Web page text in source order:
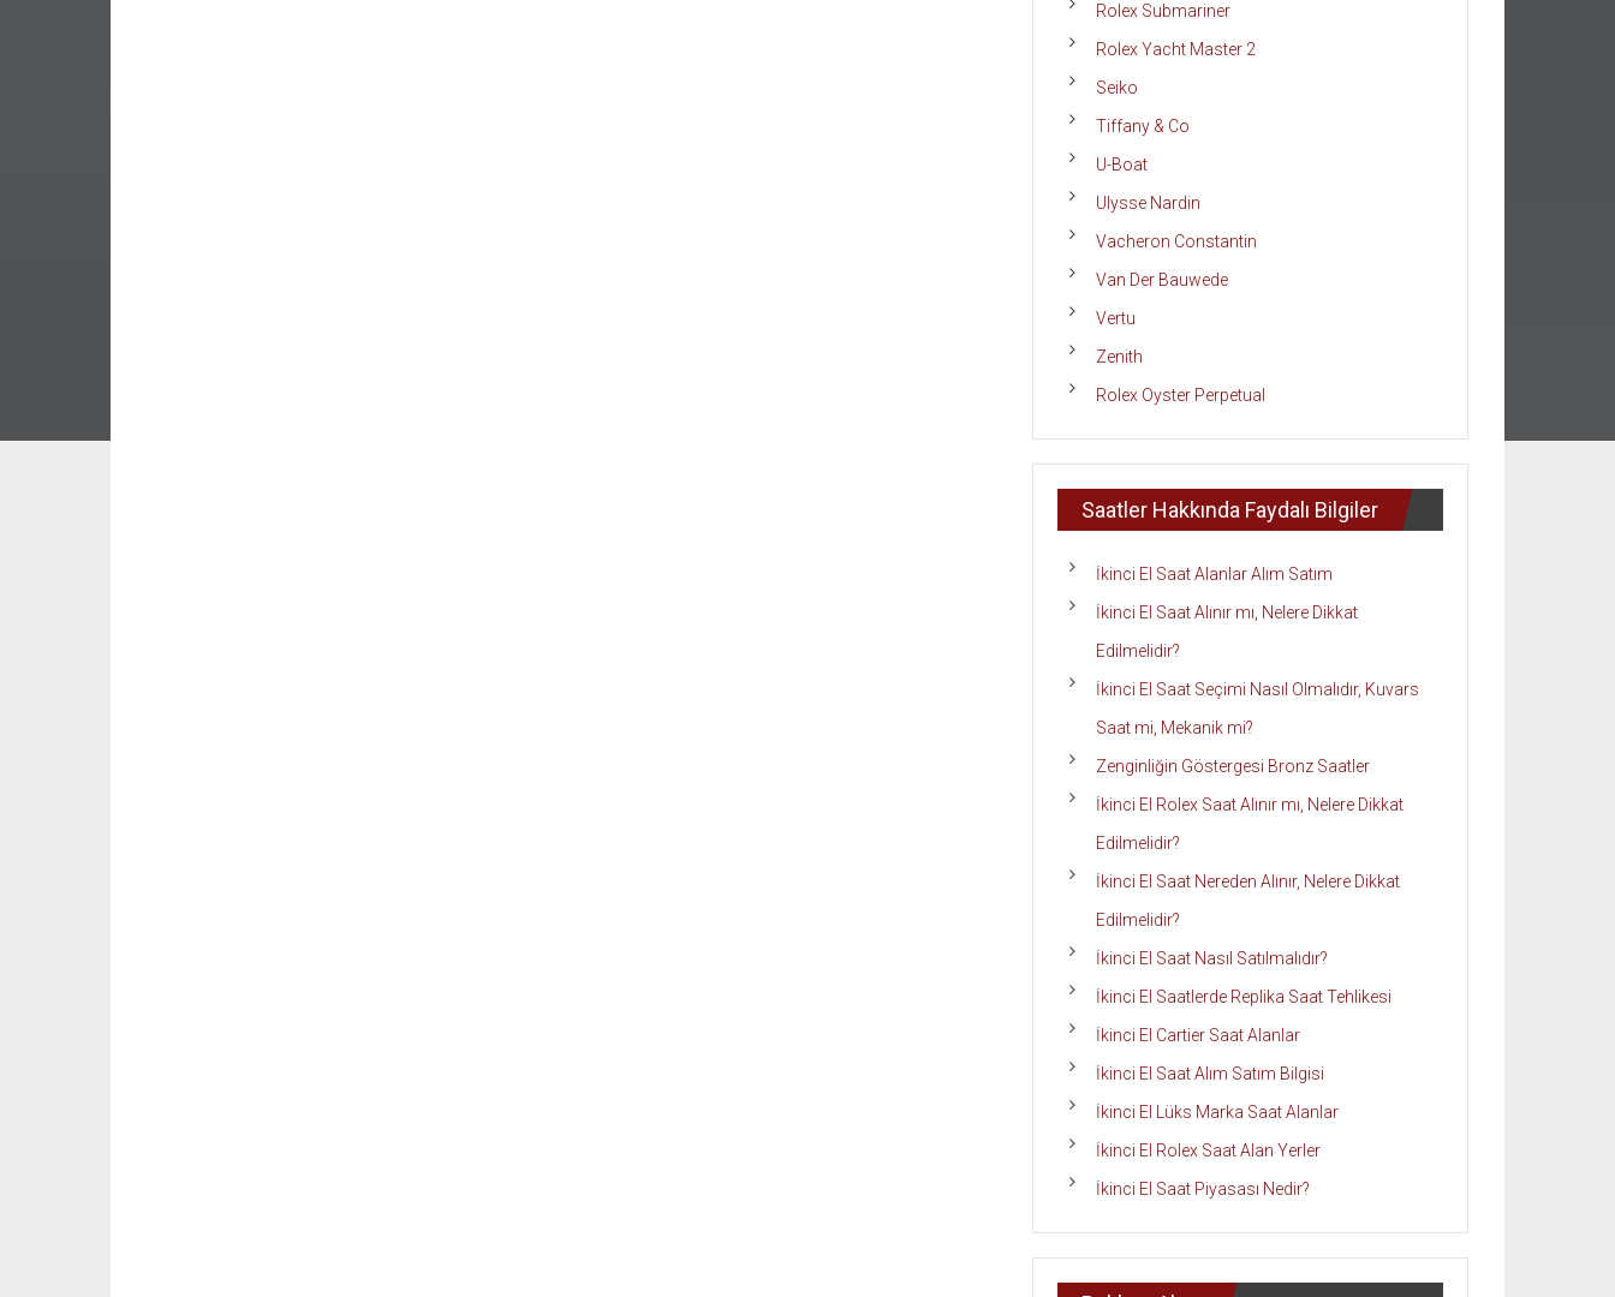
Rolex Submariner
Rolex Yacht Master 2
Seiko
Tiffany & Co
U-Boat
Ulysse Nardin
Vacheron Constantin
Van Der Bauwede
Vertu
Zenith
Rolex Oyster Perpetual
Saatler Hakkında Faydalı Bilgiler
İkinci El Saat Alanlar Alım Satım
İkinci El Saat Alınır mı, Nelere Dikkat
Edilmelidir?
İkinci El Saat Seçimi Nasıl Olmalıdır, Kuvars
Saat mi, Mekanik mi?
Zenginliğin Göstergesi Bronz Saatler
İkinci El Rolex Saat Alınır mı, Nelere Dikkat
Edilmelidir?
İkinci El Saat Nereden Alınır, Nelere Dikkat
Edilmelidir?
İkinci El Saat Nasıl Satılmalıdır?
İkinci El Saatlerde Replika Saat Tehlikesi
İkinci El Cartier Saat Alanlar
İkinci El Saat Alım Satım Bilgisi
İkinci El Lüks Marka Saat Alanlar
İkinci El Rolex Saat Alan Yerler
İkinci El Saat Piyasası Nedir?